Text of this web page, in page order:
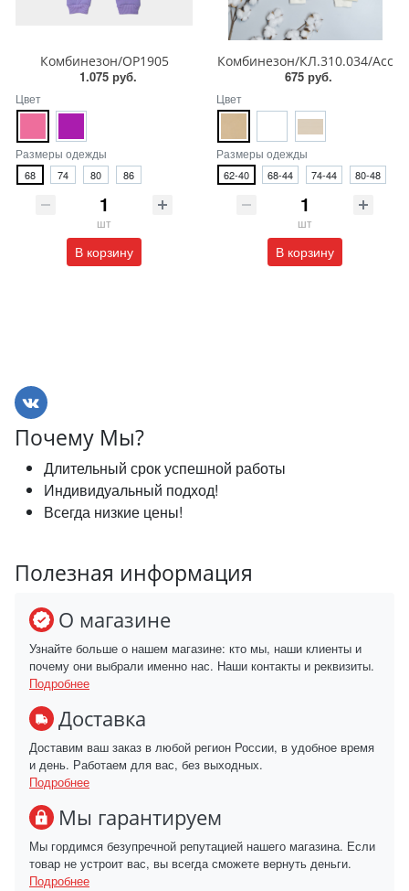
Комбинезон/OP1905
1.075 руб.
Цвет
Размеры одежды
68 74 80 86
шт
В корзину
Комбинезон/КЛ.310.034/Асс
675 руб.
Цвет
Размеры одежды
62-40 68-44 74-44 80-48
шт
В корзину
Почему Мы?
Длительный срок успешной работы
Индивидуальный подход!
Всегда низкие цены!
Полезная информация
О магазине
Узнайте больше о нашем магазине: кто мы, наши клиенты и
почему они выбрали именно нас. Наши контакты и реквизиты.
Подробнее
Доставка
Доставим ваш заказ в любой регион России, в удобное время
и день. Работаем для вас, без выходных.
Подробнее
Мы гарантируем
Мы гордимся безупречной репутацией нашего магазина. Если
товар не устроит вас, вы всегда сможете вернуть деньги.
Подробнее